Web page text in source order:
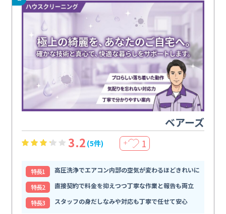
ベアーズ
3.2 (5件) ＋ 1
特⻑1
高圧洗浄でエアコン内部の空気が変わるほどきれいに
特⻑2
直接契約で料金を抑えつつ丁寧な作業と報告も両立
特⻑3
スタッフの身だしなみや対応も丁寧で任せて安心